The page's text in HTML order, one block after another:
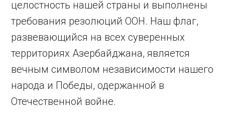
целостность нашей страны и выполнены
требования резолюций ООН. Наш флаг,
развевающийся на всех суверенных
территориях Азербайджана, является
вечным символом независимости нашего
народа и Победы, одержанной в
Отечественной войне.